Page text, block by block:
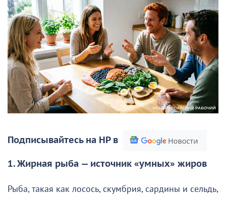
Подписывайтесь на НР в
1. Жирная рыба — источник «умных» жиров
Рыба, такая как лосось, скумбрия, сардины и сельдь,